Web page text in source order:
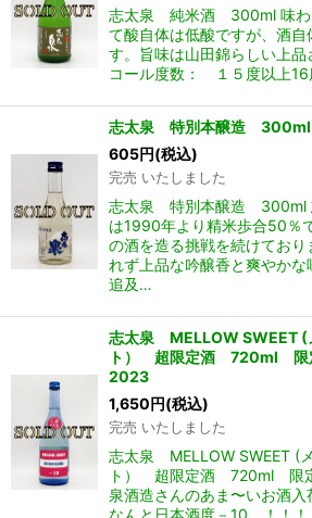
志太泉 純米酒 300ml 味わ
て酸自体は低酸ですが、酒自
す。旨味は山田錦らしい上
コール度数： １５度以上
志太泉 特別本醸造 300ml
605円(税込)
完売 いたしました
志太泉 特別本醸造 300ml
は1990年より精米歩合50％
の酒を造る挑戦を続けており
れず上品な吟醸香と爽やかな
追及…
志太泉 MELLOW SWEET (
ト） 超限定酒 720ml 限
2023
1,650円(税込)
完売 いたしました
志太泉 MELLOW SWEET (
ト） 超限定酒 720ml 限
泉酒造さんのあま〜いお酒